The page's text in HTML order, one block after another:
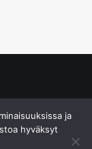
ja
hyväksyt